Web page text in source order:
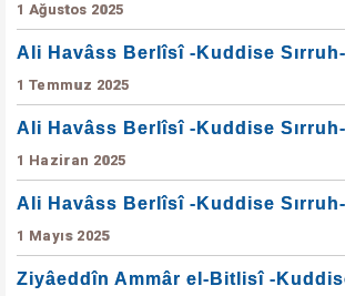
1 Ağustos 2025
Ali Havâss Berlîsî -Kuddise
1 Temmuz 2025
Ali Havâss Berlîsî -Kuddise
1 Haziran 2025
Ali Havâss Berlîsî -Kuddise Sırruh-
1 Mayıs 2025
Ziyâeddîn Ammâr el-Bitlisî -